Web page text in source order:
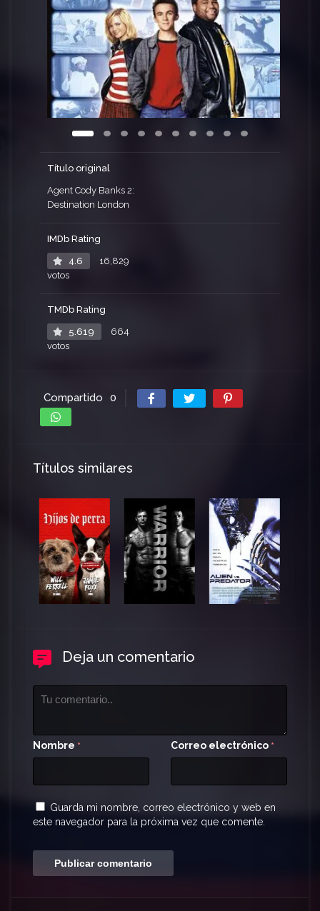
vuelta. Al otro lado del océano y envuelto en
problemas, Cody se ve obligado a hacerse pasar
por un estudiante de una prestigiosa escuela de
música en régimen de internado y a evitar que los
otros chicos descubran su verdadera identidad,
todo mientras se infiltra en guaridas secretas,
sigue la pista a su objetivo y toca el clarinete.
Título original
Agent Cody Banks 2:
Destination London
IMDb Rating
4.6
16,829
votos
TMDb Rating
5.619
664
votos
Compartido 0
Títulos similares
Deja un comentario
Nombre * Correo electrónico *
Guarda mi nombre, correo electrónico y web en
este navegador para la próxima vez que comente.